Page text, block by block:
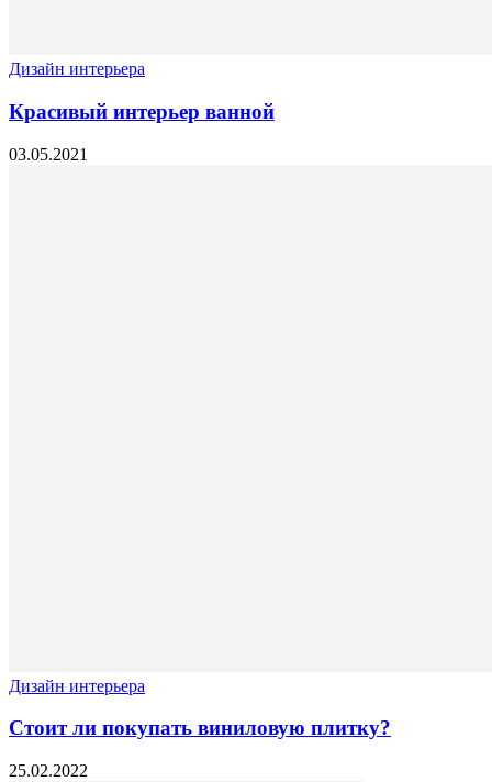
Дизайн интерьера
Красивый интерьер ванной
03.05.2021
Дизайн интерьера
Стоит ли покупать виниловую плитку?
25.02.2022